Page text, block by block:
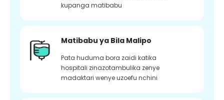
kupanga matibabu
Matibabu ya Bila Malipo
Pata huduma bora zaidi katika
hospitali zinazotambulika zenye
madaktari wenye uzoefu nchini